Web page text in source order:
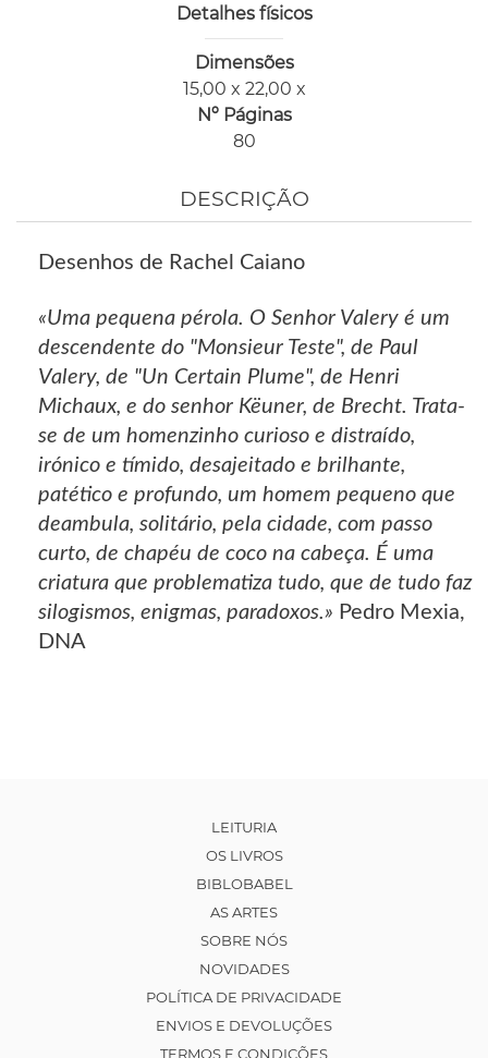
Detalhes físicos
Dimensões
15,00 x 22,00 x
Nº Páginas
80
DESCRIÇÃO
Desenhos de Rachel Caiano
«Uma pequena pérola. O Senhor Valery é um
descendente do "Monsieur Teste", de Paul
Valery, de "Un Certain Plume", de Henri
Michaux, e do senhor Këuner, de Brecht. Trata-
se de um homenzinho curioso e distraído,
irónico e tímido, desajeitado e brilhante,
patético e profundo, um homem pequeno que
deambula, solitário, pela cidade, com passo
curto, de chapéu de coco na cabeça. É uma
criatura que problematiza tudo, que de tudo faz
silogismos, enigmas, paradoxos.» Pedro Mexia,
DNA
LEITURIA
OS LIVROS
BIBLOBABEL
AS ARTES
SOBRE NÓS
NOVIDADES
POLÍTICA DE PRIVACIDADE
ENVIOS E DEVOLUÇÕES
TERMOS E CONDIÇÕES